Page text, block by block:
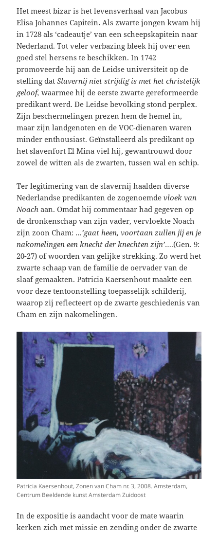
Het meest bizar is het levensverhaal van Jacobus
Elisa Johannes Capitein.Als zwarte jongen kwam hij
in 1728 als ‘cadeautje’ van een scheepskapitein naar
Nederland. Tot veler verbazing bleek hij over een
goed stel hersens te beschikken. In 1742
promoveerde hij aan de Leidse universiteit op de
stelling datSlavernij niet strijdig is met het christelijk
geloof,waarmee hij de eerste zwarte gereformeerde
predikant werd. De Leidse bevolking stond perplex.
Zijn beschermelingen prezen hem de hemel in,
maar zijn landgenoten en de VOC-dienaren waren
minder enthousiast. Geïnstalleerd als predikant op
het slavenfort El Mina viel hij, gewantrouwd door
zowel de witten als de zwarten, tussen wal en schip.
Ter legitimering van de slavernij haalden diverse
Nederlandse predikanten de zogenoemdevloek van
Noach aan. Omdat hij commentaar had gegeven op
de dronkenschap van zijn vader, vervloekte Noach
zijn zoon Cham: …’gaat heen, voortaan zullen jij en je
nakomelingen een knecht der knechten zijn’….(Gen. 9:
20-27) of woorden van gelijke strekking. Zo werd het
zwarte schaap van de familie de oervader van de
slaaf gemaakten. Patricia Kaersenhout maakte een
voor deze tentoonstelling toepasselijk schilderij,
waarop zij reflecteert op de zwarte geschiedenis van
Cham en zijn nakomelingen.
Patricia Kaersenhout, Zonen van Cham nr. 3, 2008. Amsterdam,
Centrum Beeldende kunst Amsterdam Zuidoost
In de expositie is aandacht voor de mate waarin
kerken zich met missie en zending onder de zwarte